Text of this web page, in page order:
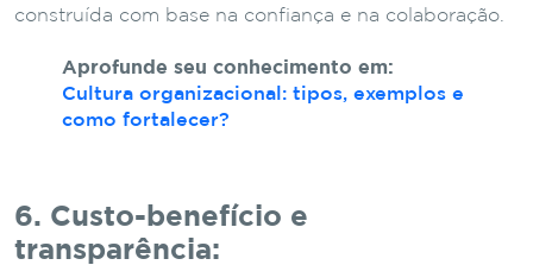
construída com base na confiança e na colaboração.
Aprofunde seu conhecimento em:
Cultura organizacional: tipos, exemplos e
como fortalecer?
6. Custo-benefício e
transparência: